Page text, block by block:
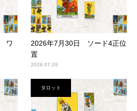
ワ
2026年7月30日 ソード4正位
置
2026.07.29
タロット